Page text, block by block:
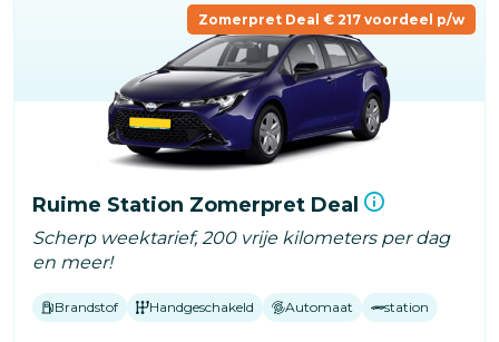
Zomerpret Deal € 217 voordeel p/w
Ruime Station Zomerpret Deal
Scherp weektarief, 200 vrije kilometers per dag
en meer!
Brandstof Handgeschakeld Automaat station